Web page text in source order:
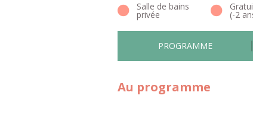
Salle de bains
privée (-2
PROGRAMME
Au programme